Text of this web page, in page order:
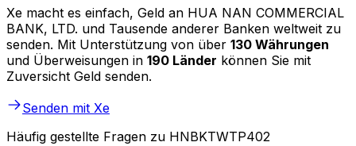
Xe macht es einfach, Geld an HUA NAN COMMERCIAL
BANK, LTD. und Tausende anderer Banken weltweit zu
senden. Mit Unterstützung von über 130 Währungen
und Überweisungen in 190 Länder können Sie mit
Zuversicht Geld senden.
Senden mit Xe
Häufig gestellte Fragen zu HNBKTWTP402